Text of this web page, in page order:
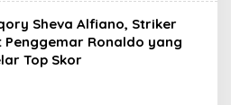
Sheva Alfiano, Striker
Penggemar Ronaldo yang
Top Skor